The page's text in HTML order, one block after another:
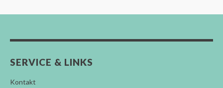
SERVICE & LINKS
Kontakt